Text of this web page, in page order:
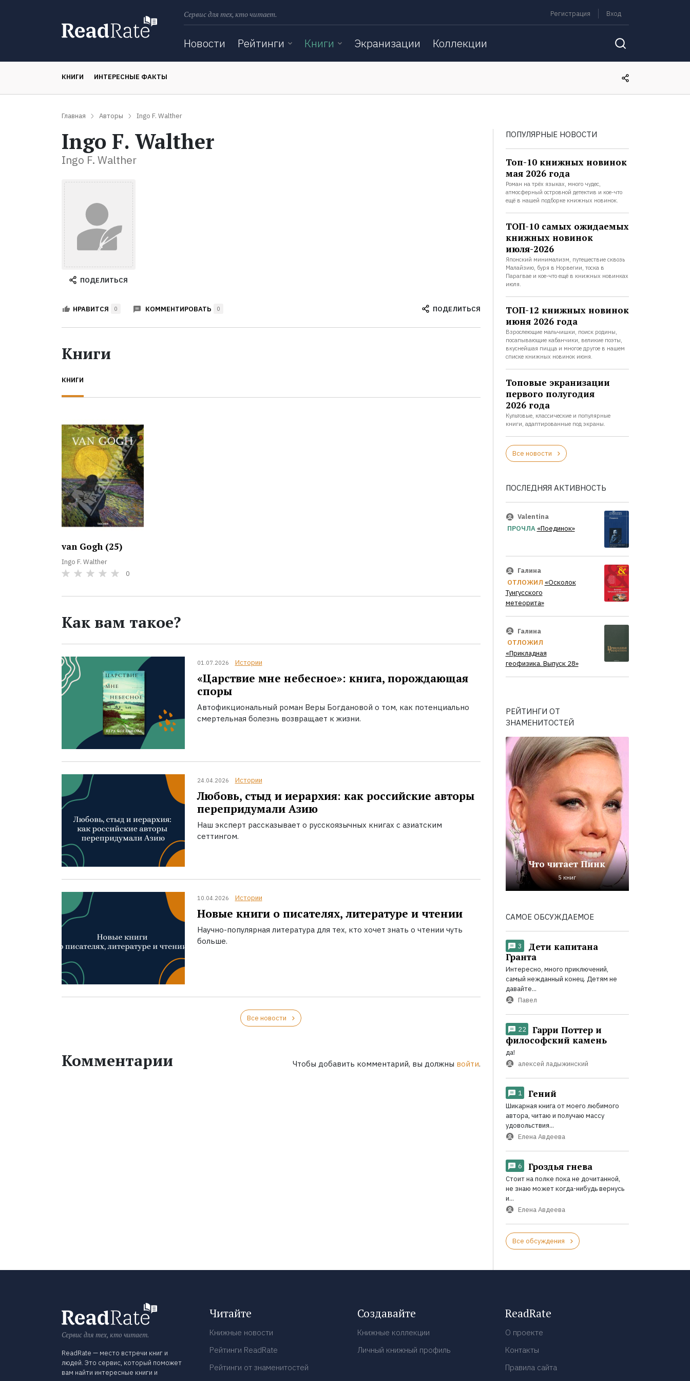
Сервис для тех, кто читает. Регистрация Вход
Новости Рейтинги Книги Экранизации Коллекции
КНИГИ ИНТЕРЕСНЫЕ ФАКТЫ
Главная Авторы Ingo F. Walther
Ingo F. Walther
Ingo F. Walther
ПОДЕЛИТЬСЯ
НРАВИТСЯ 0 КОММЕНТИРОВАТЬ 0 ПОДЕЛИТЬСЯ
Книги
КНИГИ
van Gogh (25)
Ingo F. Walther
0
Как вам такое?
01.07.2026 Истории
«Царствие мне небесное»: книга, порождающая
споры
Автофикциональный роман Веры Богдановой о том, как потенциально
смертельная болезнь возвращает к жизни.
24.04.2026 Истории
Любовь, стыд и иерархия: как российские авторы
перепридумали Азию
Наш эксперт рассказывает о русскоязычных книгах с азиатским
сеттингом.
10.04.2026 Истории
Новые книги о писателях, литературе и чтении
Научно-популярная литература для тех, кто хочет знать о чтении чуть
больше.
Все новости
Комментарии Чтобы добавить комментарий, вы должны войти.
ПОПУЛЯРНЫЕ НОВОСТИ
Топ-10 книжных новинок
мая 2026 года
Роман на трёх языках, много чудес,
атмосферный островной детектив и кое-что
ещё в нашей подборке книжных новинок.
ТОП-10 самых ожидаемых
книжных новинок
июля-2026
Японский минимализм, путешествие сквозь
Малайзию, буря в Норвегии, тоска в
Парагвае и кое-что ещё в книжных новинках
июля.
ТОП-12 книжных новинок
июня 2026 года
Взрослеющие мальчишки, поиск родины,
посапывающие кабанчики, великие поэты,
вкуснейшая пицца и многое другое в нашем
списке книжных новинок июня.
Топовые экранизации
первого полугодия
2026 года
Культовые, классические и популярные
книги, адаптированные под экраны.
Все новости
ПОСЛЕДНЯЯ АКТИВНОСТЬ
Valentina
ПРОЧЛА «Поединок»
Галина
ОТЛОЖИЛ «Осколок
Тунгусского
метеорита»
Галина
ОТЛОЖИЛ
«Прикладная
геофизика. Выпуск 28»
РЕЙТИНГИ ОТ
ЗНАМЕНИТОСТЕЙ
Что читает Пинк
5 книг
САМОЕ ОБСУЖДАЕМОЕ
3
Дети капитана
Гранта
Интересно, много приключений,
самый нежданный конец. Детям не
давайте...
Павел
22
Гарри Поттер и
философский камень
да!
алексей ладыжинский
1 Гений
Шикарная книга от моего любимого
автора, читаю и получаю массу
удовольствия...
Елена Авдеева
6 Гроздья гнева
Стоит на полке пока не дочитанной,
не знаю может когда-нибудь вернусь
и...
Елена Авдеева
Все обсуждения
Сервис для тех, кто читает.
ReadRate — место встречи книг и
людей. Это сервис, который поможет
вам найти интересные книги и
Читайте
Книжные новости
Рейтинги ReadRate
Рейтинги от знаменитостей
Создавайте
Книжные коллекции
Личный книжный профиль
ReadRate
О проекте
Контакты
Правила сайта